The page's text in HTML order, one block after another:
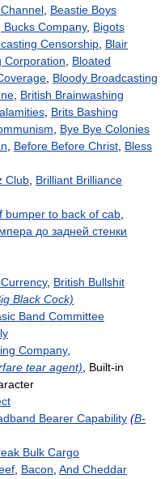
Beastie Boys
Bucks Company, Bigots
Censorship Blair
Corporation
Bloated
Bloody Broadcasting
British Brainwashing
Brits Bashing
Bye Bye Colonies
Before Before Christ Bless
Club Brilliant Brilliance
bumper to back of cab
до задней стенки
, British Bullshit
Black Cock)
Band Committee
Company,
tear agent) , Built-in
Bearer Capability (B-
Bulk Cargo
Bacon And Cheddar